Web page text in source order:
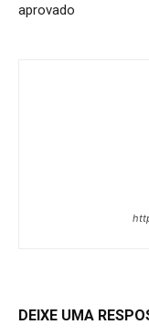
aprovado
DEIXE UMA